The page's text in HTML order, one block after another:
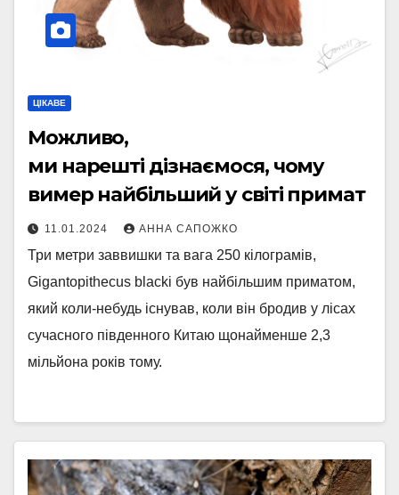
ЦІКАВЕ
Можливо,
ми нарешті дізнаємося, чому
вимер найбільший у світі примат
11.01.2024 АННА САПОЖКО
Три метри заввишки та вага 250 кілограмів,
Gigantopithecus blacki був найбільшим приматом,
який коли-небудь існував, коли він бродив у лісах
сучасного південного Китаю щонайменше 2,3
мільйона років тому.